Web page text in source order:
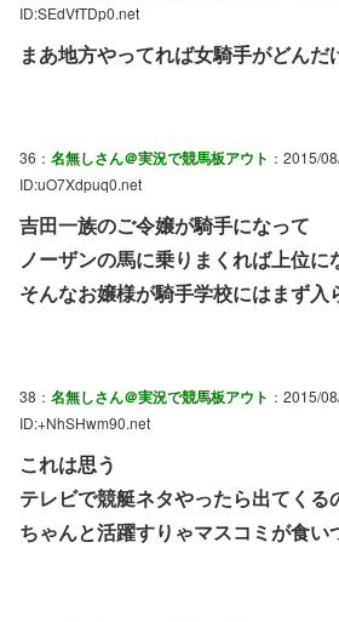
ID:SEdVfTDp0.net
まあ地方やってれば女騎手がどんだ
36： 名無しさん＠実況で競馬板アウト ：2015/
ID:uO7Xdpuq0.net
吉田一族のご令嬢が騎手になって
ノーザンの馬に乗りまくれば上位に
そんなお嬢様が騎手学校にはまず入
38： 名無しさん＠実況で競馬板アウト ：2015/
ID:+NhSHwm90.net
これは思う
テレビで競艇ネタやったら出てくる
ちゃんと活躍すりゃマスコミが食い